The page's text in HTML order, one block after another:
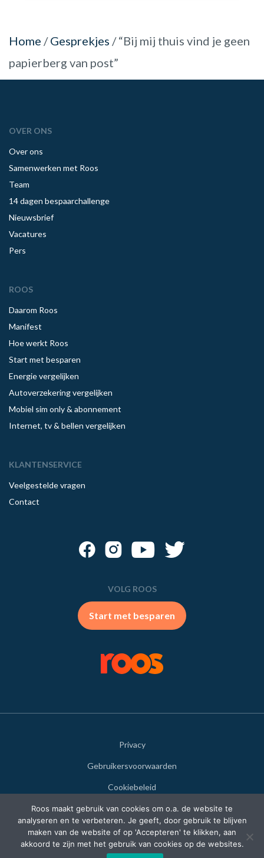
Home /Gesprekjes /“Bij mij thuis vind je geen
papierberg van post”
OVER ONS
Over ons
Samenwerken met Roos
Team
14 dagen bespaarchallenge
Nieuwsbrief
Vacatures
Pers
ROOS
Daarom Roos
Manifest
Hoe werkt Roos
Start met besparen
Energie vergelijken
Autoverzekering vergelijken
Mobiel sim only & abonnement
Internet, tv & bellen vergelijken
KLANTENSERVICE
Veelgestelde vragen
Contact
VOLG ROOS
Start met besparen
Privacy
Gebruikersvoorwaarden
Cookiebeleid
Disclaimer
Dienstenwijzer
© 2020-2025 Roos
Roos maakt gebruik van cookies om o.a. de website te
analyseren en te verbeteren. Je geeft, door gebruik te blijven
maken van de website of op 'Accepteren' te klikken, aan
akkoord te zijn met het gebruik van cookies op de websites.